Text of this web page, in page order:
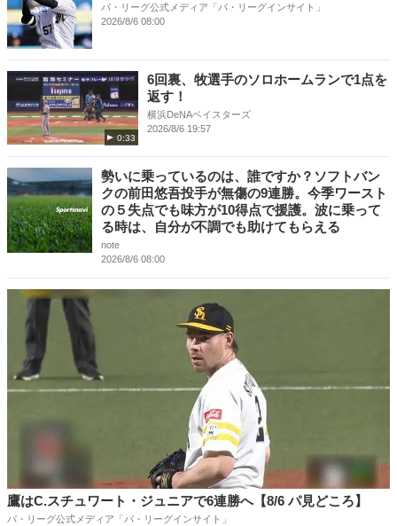
パ・リーグ公式メディア「パ・リーグインサイト」
2026/8/6 08:00
0:33
6回裏、牧選手のソロホームランで1点を
返す！
横浜DeNAベイスターズ
2026/8/6 19:57
勢いに乗っているのは、誰ですか？ソフトバン
クの前田悠吾投手が無傷の9連勝。今季ワースト
の５失点でも味方が10得点で援護。波に乗って
る時は、自分が不調でも助けてもらえる
note
2026/8/6 08:00
鷹はC.スチュワート・ジュニアで6連勝へ【8/6 パ見どころ】
パ・リーグ公式メディア「パ・リーグインサイト」